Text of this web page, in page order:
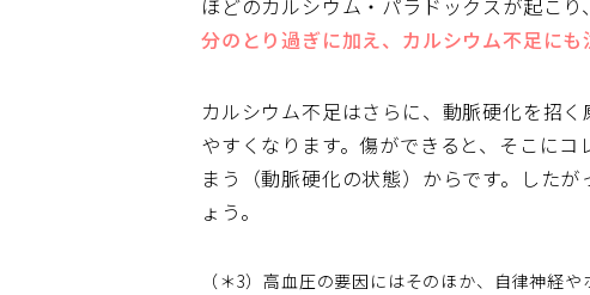
ほどのカルシウム・パラドックスが起こ
分のとり過ぎに加え、カルシウム不足に
カルシウム不足はさらに、動脈硬化を招
やすくなります。傷ができると、そこに
まう（動脈硬化の状態）からです。した
ょう。
（＊3）高血圧の要因にはそのほか、自律神経